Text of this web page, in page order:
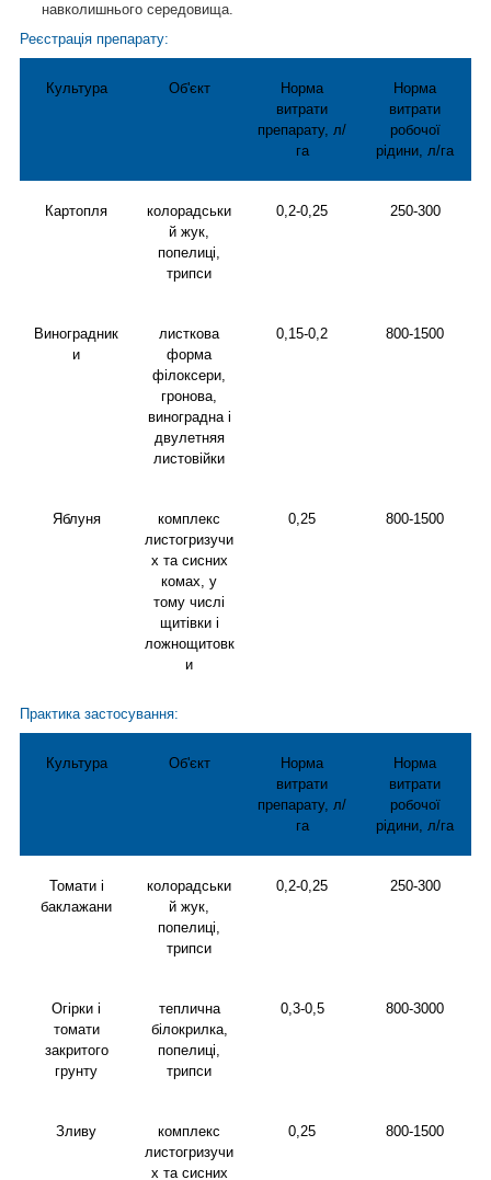
навколишнього середовища.
Реєстрація препарату:
Культура Об'єкт
Норма
витрати
препарату, л/
га
Норма
витрати
робочої
рідини, л/га
Картопля
колорадськи
й жук,
попелиці,
трипси
0,2-0,25 250-300
Виноградник
и
листкова
форма
філоксери,
гронова,
виноградна і
двулетняя
листовійки
0,15-0,2 800-1500
Яблуня
комплекс
листогризучи
х та сисних
комах, у
тому числі
щитівки і
ложнощитовк
и
0,25 800-1500
Практика застосування:
Культура Об'єкт
Норма
витрати
препарату, л/
га
Норма
витрати
робочої
рідини, л/га
Томати і
баклажани
колорадськи
й жук,
попелиці,
трипси
0,2-0,25 250-300
Огірки і
томати
закритого
грунту
теплична
білокрилка,
попелиці,
трипси
0,3-0,5 800-3000
Зливу
комплекс
листогризучи
х та сисних
0,25 800-1500